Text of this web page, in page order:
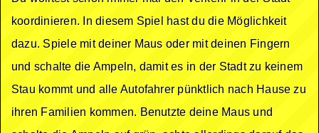
koordinieren. In diesem Spiel hast du die Möglichkeit
dazu. Spiele mit deiner Maus oder mit deinen Fingern
und schalte die Ampeln, damit es in der Stadt zu keinem
Stau kommt und alle Autofahrer pünktlich nach Hause zu
ihren Familien kommen. Benutzte deine Maus und